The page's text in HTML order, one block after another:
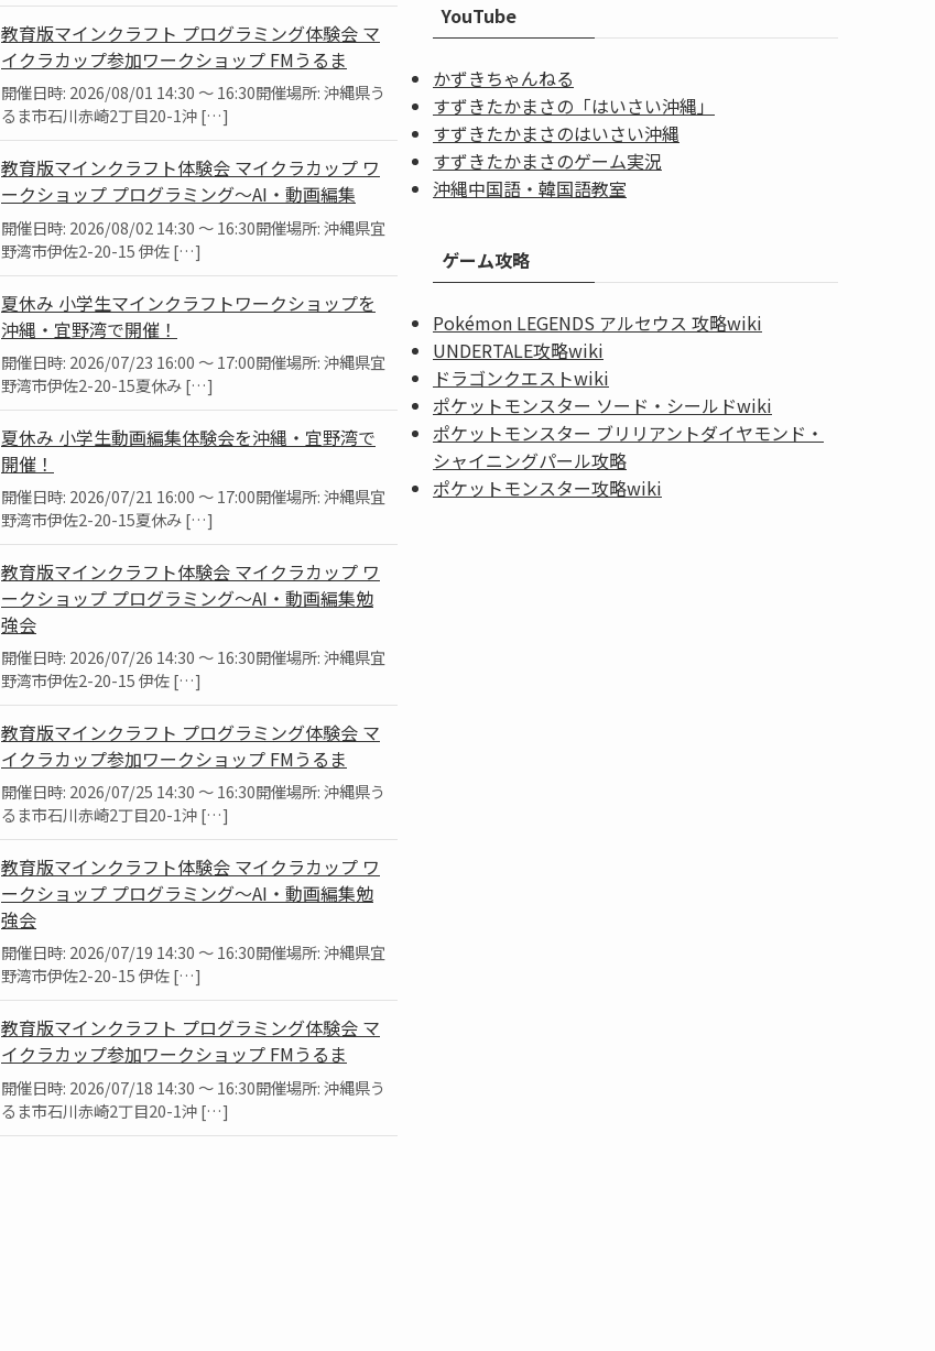
教育版マインクラフト プログラミング体験会 マ
イクラカップ参加ワークショップ FMうるま
開催日時: 2026/08/01 14:30 ～ 16:30開催場所: 沖縄県う
るま市石川赤崎2丁目20-1沖 […]
教育版マインクラフト体験会 マイクラカップ ワ
ークショップ プログラミング～AI・動画編集
開催日時: 2026/08/02 14:30 ～ 16:30開催場所: 沖縄県宜
野湾市伊佐2-20-15 伊佐 […]
夏休み 小学生マインクラフトワークショップを
沖縄・宜野湾で開催！
開催日時: 2026/07/23 16:00 ～ 17:00開催場所: 沖縄県宜
野湾市伊佐2-20-15夏休み […]
夏休み 小学生動画編集体験会を沖縄・宜野湾で
開催！
開催日時: 2026/07/21 16:00 ～ 17:00開催場所: 沖縄県宜
野湾市伊佐2-20-15夏休み […]
教育版マインクラフト体験会 マイクラカップ ワ
ークショップ プログラミング～AI・動画編集勉
強会
開催日時: 2026/07/26 14:30 ～ 16:30開催場所: 沖縄県宜
野湾市伊佐2-20-15 伊佐 […]
教育版マインクラフト プログラミング体験会 マ
イクラカップ参加ワークショップ FMうるま
開催日時: 2026/07/25 14:30 ～ 16:30開催場所: 沖縄県う
るま市石川赤崎2丁目20-1沖 […]
教育版マインクラフト体験会 マイクラカップ ワ
ークショップ プログラミング～AI・動画編集勉
強会
開催日時: 2026/07/19 14:30 ～ 16:30開催場所: 沖縄県宜
野湾市伊佐2-20-15 伊佐 […]
教育版マインクラフト プログラミング体験会 マ
イクラカップ参加ワークショップ FMうるま
開催日時: 2026/07/18 14:30 ～ 16:30開催場所: 沖縄県う
るま市石川赤崎2丁目20-1沖 […]
YouTube
かずきちゃんねる
すずきたかまさの「はいさい沖縄」
すずきたかまさのはいさい沖縄
すずきたかまさのゲーム実況
沖縄中国語・韓国語教室
ゲーム攻略
Pokémon LEGENDS アルセウス 攻略wiki
UNDERTALE攻略wiki
ドラゴンクエストwiki
ポケットモンスター ソード・シールドwiki
ポケットモンスター ブリリアントダイヤモンド・
シャイニングパール攻略
ポケットモンスター攻略wiki